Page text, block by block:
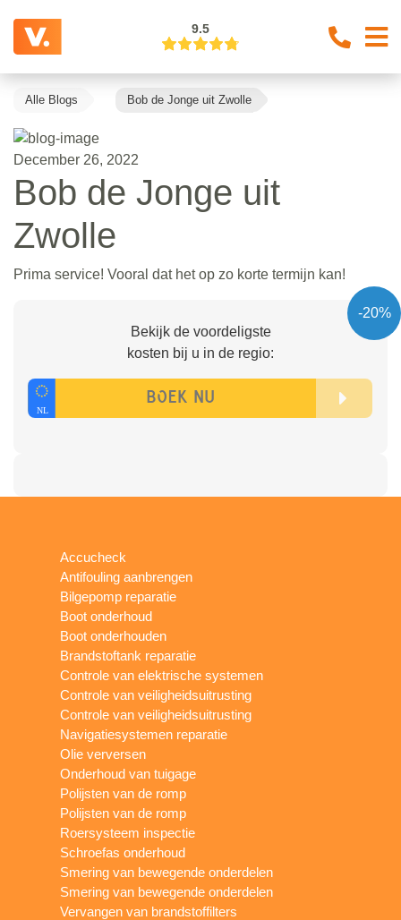
9.5
Alle Blogs Bob de Jonge uit Zwolle
December 26, 2022
Bob de Jonge uit
Zwolle
Prima service! Vooral dat het op zo korte termijn kan!
-20%
Bekijk de voordeligste
kosten bij u in de regio:
Accucheck
Antifouling aanbrengen
Bilgepomp reparatie
Boot onderhoud
Boot onderhouden
Brandstoftank reparatie
Controle van elektrische systemen
Controle van veiligheidsuitrusting
Controle van veiligheidsuitrusting
Navigatiesystemen reparatie
Olie verversen
Onderhoud van tuigage
Polijsten van de romp
Polijsten van de romp
Roersysteem inspectie
Schroefas onderhoud
Smering van bewegende onderdelen
Smering van bewegende onderdelen
Vervangen van brandstoffilters